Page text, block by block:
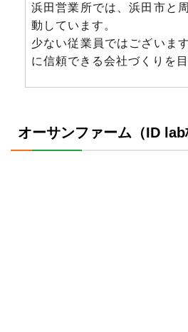
浜田営業所では、浜田市と
動しています。
少ない従業員ではございま
に信頼できる会社づくりを目
オーサンファーム（ID lab